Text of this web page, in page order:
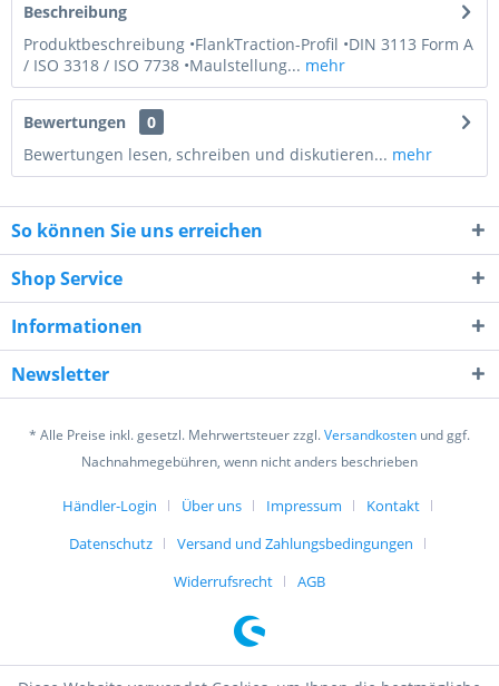
6 * 6 = ?
Ich habe dieDatenschutzerklärunggelesen,
verstanden und stimme zu. *
Beschreibung
Produktbeschreibung •FlankTraction-Profil •DIN 3113 Form A
/ ISO 3318 / ISO 7738 •Maulstellung... mehr
Bewertungen
0
Bewertungen lesen, schreiben und diskutieren... mehr
So können Sie uns erreichen
Shop Service
Informationen
Newsletter
* Alle Preise inkl. gesetzl. Mehrwertsteuer zzgl.Versandkosten und ggf.
Nachnahmegebühren, wenn nicht anders beschrieben
Händler-Login Über uns Impressum
Kontakt
Datenschutz
Versand und Zahlungsbedingungen
Widerrufsrecht
AGB